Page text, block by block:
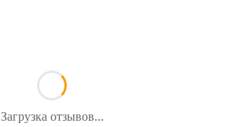
Загрузка отзывов...